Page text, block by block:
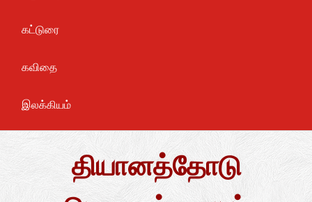
கட்டுரை
கவிதை
இலக்கியம்
தியானத்தோடு